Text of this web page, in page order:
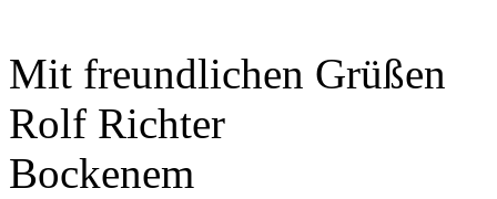
Mit freundlichen Grüßen
Rolf Richter
Bockenem